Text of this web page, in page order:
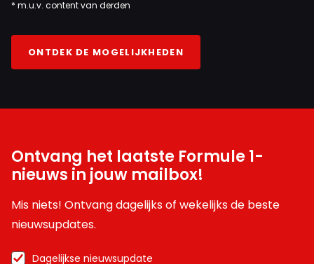
* m.u.v. content van derden
ONTDEK DE MOGELIJKHEDEN
Ontvang het laatste Formule 1-
nieuws in jouw mailbox!
Mis niets! Ontvang dagelijks of wekelijks de beste
nieuwsupdates.
Dagelijkse nieuwsupdate